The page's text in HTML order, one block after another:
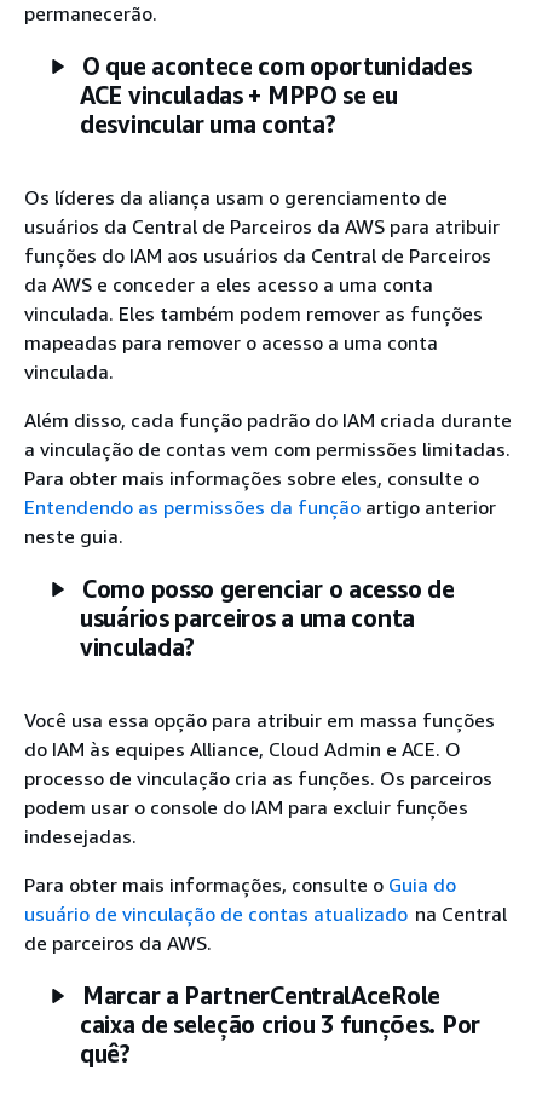
permanecerão.
O que acontece com oportunidades
ACE vinculadas + MPPO se eu
desvincular uma conta?
Os líderes da aliança usam o gerenciamento de
usuários da Central de Parceiros da AWS para atribuir
funções do IAM aos usuários da Central de Parceiros
da AWS e conceder a eles acesso a uma conta
vinculada. Eles também podem remover as funções
mapeadas para remover o acesso a uma conta
vinculada.
Além disso, cada função padrão do IAM criada durante
a vinculação de contas vem com permissões limitadas.
Para obter mais informações sobre eles, consulte o
Entendendo as permissões da função artigo anterior
neste guia.
Como posso gerenciar o acesso de
usuários parceiros a uma conta
vinculada?
Você usa essa opção para atribuir em massa funções
do IAM às equipes Alliance, Cloud Admin e ACE. O
processo de vinculação cria as funções. Os parceiros
podem usar o console do IAM para excluir funções
indesejadas.
Para obter mais informações, consulte o Guia do
usuário de vinculação de contas atualizado na Central
de parceiros da AWS.
Marcar a PartnerCentralAceRole
caixa de seleção criou 3 funções. Por
quê?